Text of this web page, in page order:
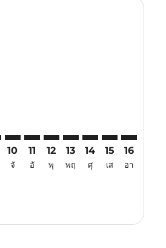
10
จั
11
อั
12
พุ
13
พฤ
14
ศุ
15
เส
16
อา